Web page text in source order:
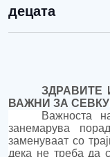
децата
ЗДРАВИТЕ
ВАЖНИ ЗА
Важноста
занемарува
заменуваат со
дека не треба да